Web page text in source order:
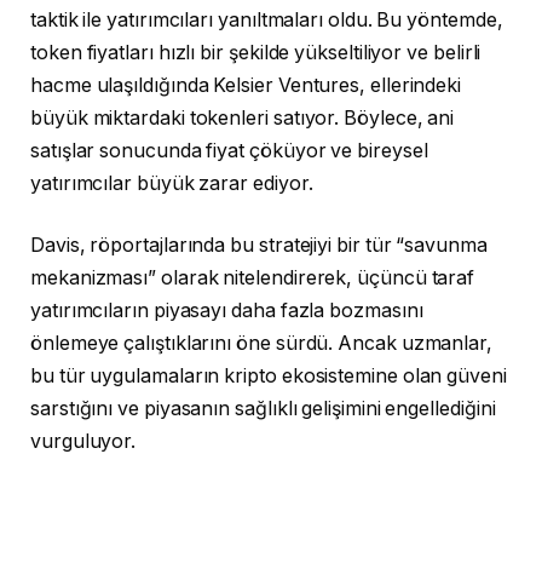
taktik ile yatırımcıları yanıltmaları oldu. Bu yöntemde,
token fiyatları hızlı bir şekilde yükseltiliyor ve belirli
hacme ulaşıldığında Kelsier Ventures, ellerindeki
büyük miktardaki tokenleri satıyor. Böylece, ani
satışlar sonucunda fiyat çöküyor ve bireysel
yatırımcılar büyük zarar ediyor.
Davis, röportajlarında bu stratejiyi bir tür “savunma
mekanizması” olarak nitelendirerek, üçüncü taraf
yatırımcıların piyasayı daha fazla bozmasını
önlemeye çalıştıklarını öne sürdü. Ancak uzmanlar,
bu tür uygulamaların kripto ekosistemine olan güveni
sarstığını ve piyasanın sağlıklı gelişimini engellediğini
vurguluyor.